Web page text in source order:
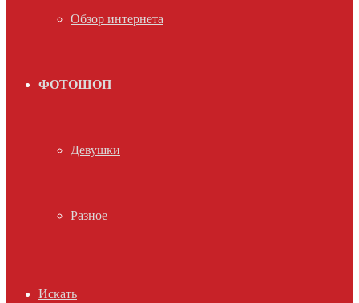
Обзор интернета
ФОТОШОП
Девушки
Разное
Искать